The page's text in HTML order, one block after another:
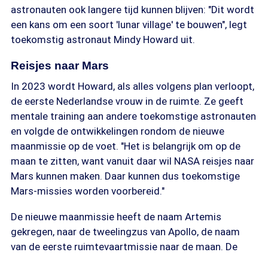
astronauten ook langere tijd kunnen blijven: "Dit wordt
een kans om een soort 'lunar village' te bouwen", legt
toekomstig astronaut Mindy Howard uit.
Reisjes naar Mars
In 2023 wordt Howard, als alles volgens plan verloopt,
de eerste Nederlandse vrouw in de ruimte. Ze geeft
mentale training aan andere toekomstige astronauten
en volgde de ontwikkelingen rondom de nieuwe
maanmissie op de voet. "Het is belangrijk om op de
maan te zitten, want vanuit daar wil NASA reisjes naar
Mars kunnen maken. Daar kunnen dus toekomstige
Mars-missies worden voorbereid."
De nieuwe maanmissie heeft de naam Artemis
gekregen, naar de tweelingzus van Apollo, de naam
van de eerste ruimtevaartmissie naar de maan. De